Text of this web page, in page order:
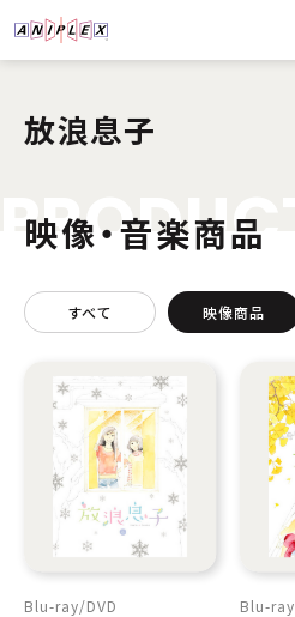
放浪息子
PRODUC
映像・音楽商品
すべて 映像商品
Blu-ray DVD Blu-ray